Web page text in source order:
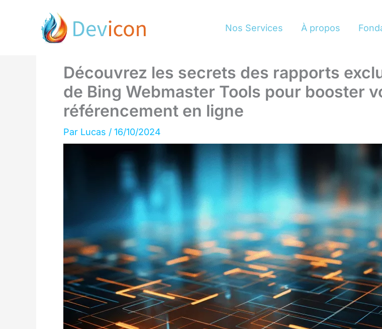
Nos Services À propos
Découvrez les secrets des rapports
de Bing Webmaster Tools pour booster
référencement en ligne
Par Lucas / 16/10/2024